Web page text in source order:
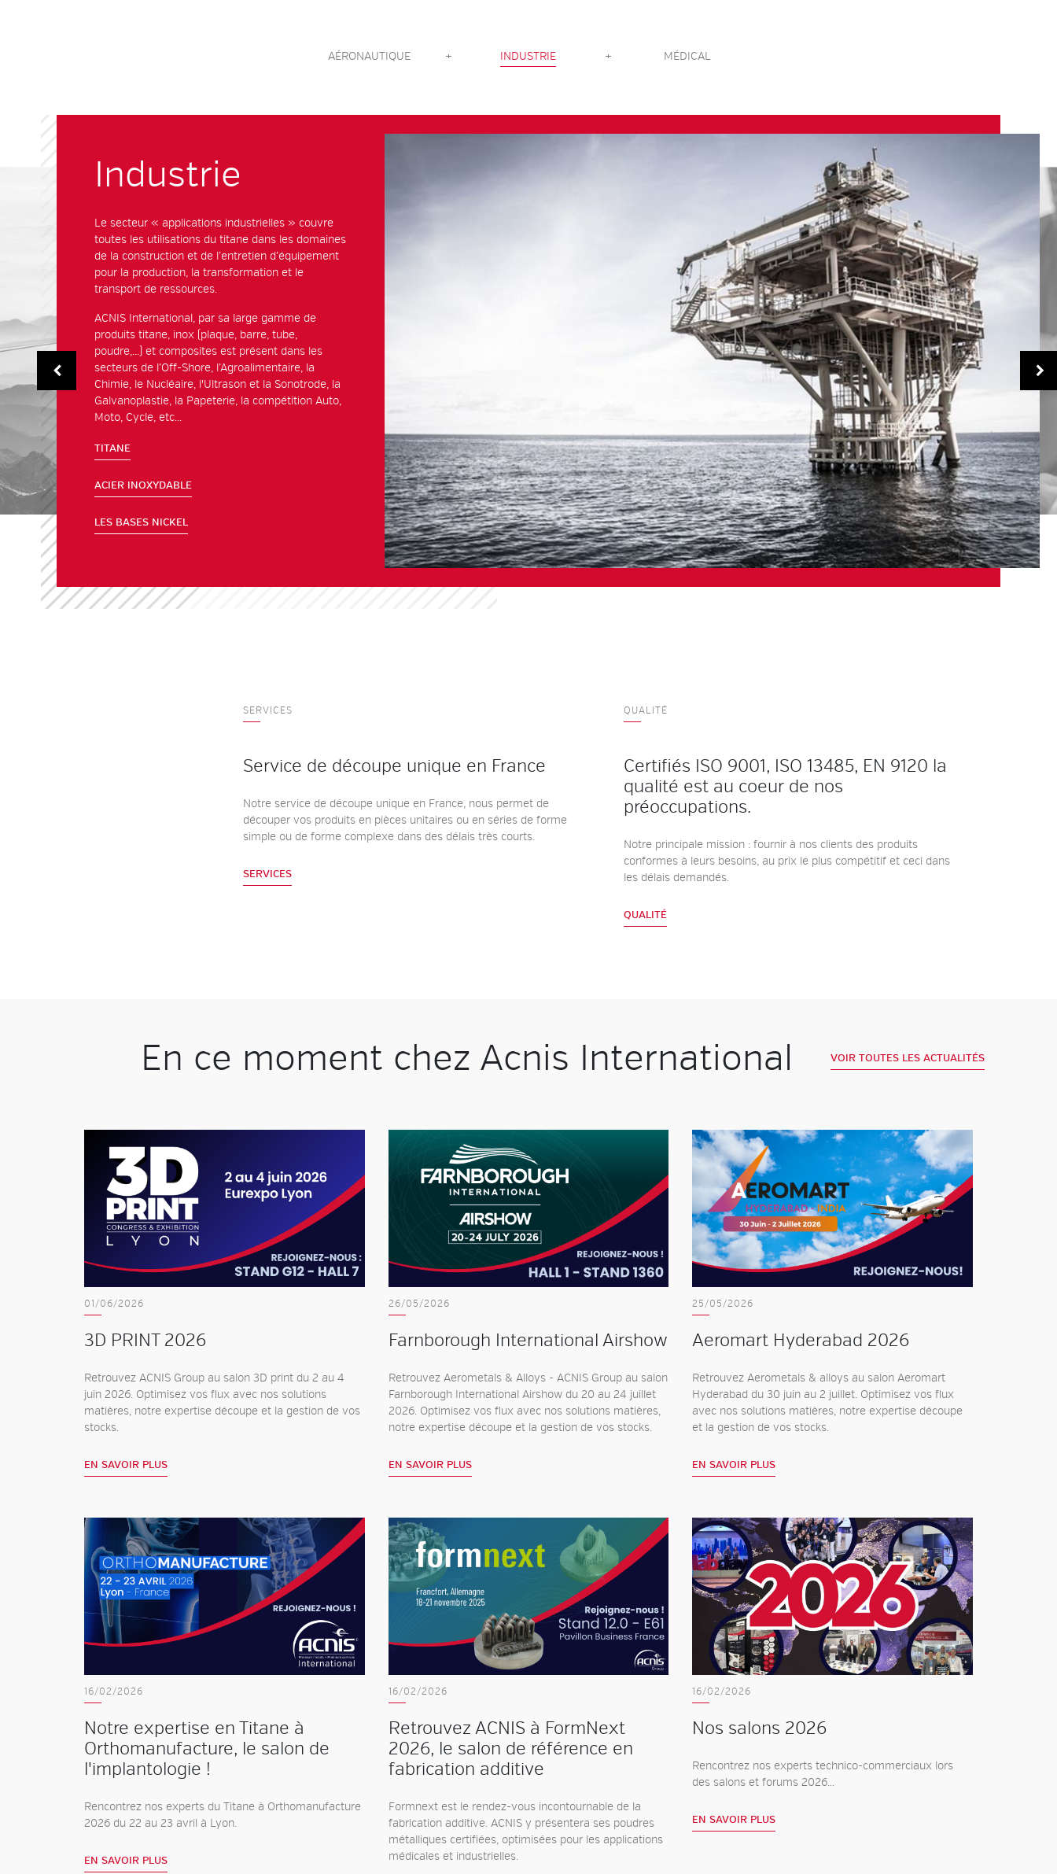
AÉRONAUTIQUE + INDUSTRIE + MÉDICAL
Industrie
Le secteur « applications industrielles » couvre
toutes les utilisations du titane dans les domaines
de la construction et de l’entretien d’équipement
pour la production, la transformation et le
transport de ressources.
ACNIS International, par sa large gamme de
produits titane, inox (plaque, barre, tube,
poudre,...) et composites est présent dans les
secteurs de l’Off-Shore, l’Agroalimentaire, la
Chimie, le Nucléaire, l'Ultrason et la Sonotrode, la
Galvanoplastie, la Papeterie, la compétition Auto,
Moto, Cycle, etc...
TITANE
ACIER INOXYDABLE
LES BASES NICKEL
SERVICES
Service de découpe unique en France
Notre service de découpe unique en France, nous permet de
découper vos produits en pièces unitaires ou en séries de forme
simple ou de forme complexe dans des délais très courts.
SERVICES
QUALITÉ
Certifiés ISO 9001, ISO 13485, EN 9120 la
qualité est au coeur de nos
préoccupations.
Notre principale mission : fournir à nos clients des produits
conformes à leurs besoins, au prix le plus compétitif et ceci dans
les délais demandés.
QUALITÉ
En ce moment chez Acnis International VOIR TOUTES LES ACTUALITÉS
01/06/2026
3D PRINT 2026
Retrouvez ACNIS Group au salon 3D print du 2 au 4
juin 2026. Optimisez vos flux avec nos solutions
matières, notre expertise découpe et la gestion de vos
stocks.
EN SAVOIR PLUS
26/05/2026
Farnborough International Airshow
Retrouvez Aerometals & Alloys - ACNIS Group au salon
Farnborough International Airshow du 20 au 24 juillet
2026. Optimisez vos flux avec nos solutions matières,
notre expertise découpe et la gestion de vos stocks.
EN SAVOIR PLUS
25/05/2026
Aeromart Hyderabad 2026
Retrouvez Aerometals & alloys au salon Aeromart
Hyderabad du 30 juin au 2 juillet. Optimisez vos flux
avec nos solutions matières, notre expertise découpe
et la gestion de vos stocks.
EN SAVOIR PLUS
16/02/2026
Notre expertise en Titane à
Orthomanufacture, le salon de
l'implantologie !
Rencontrez nos experts du Titane à Orthomanufacture
2026 du 22 au 23 avril à Lyon.
EN SAVOIR PLUS
16/02/2026
Retrouvez ACNIS à FormNext
2026, le salon de référence en
fabrication additive
Formnext est le rendez-vous incontournable de la
fabrication additive. ACNIS y présentera ses poudres
métalliques certifiées, optimisées pour les applications
médicales et industrielles.
16/02/2026
Nos salons 2026
Rencontrez nos experts technico-commerciaux lors
des salons et forums 2026...
EN SAVOIR PLUS